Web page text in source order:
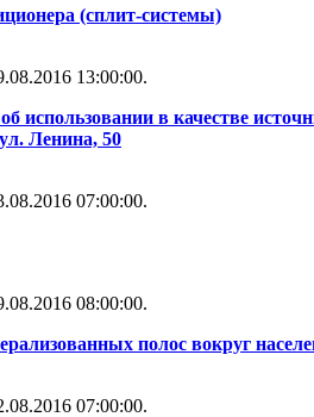
(сплит-системы)
13:00:00.
использовании в качестве
Ленина, 50
07:00:00.
08:00:00.
полос вокруг
07:00:00.